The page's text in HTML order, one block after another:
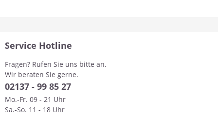
Service Hotline
Fragen? Rufen Sie uns bitte an.
Wir beraten Sie gerne.
02137 - 99 85 27
Mo.-Fr. 09 - 21 Uhr
Sa.-So. 11 - 18 Uhr